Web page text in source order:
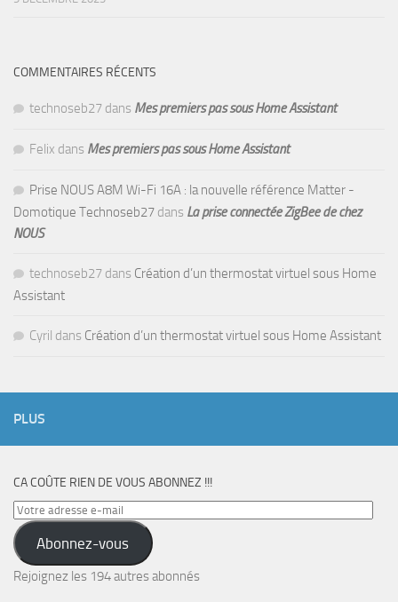
COMMENTAIRES RÉCENTS
technoseb27 dans Mes premiers pas sous Home Assistant
Felix dans Mes premiers pas sous Home Assistant
Prise NOUS A8M Wi-Fi 16A : la nouvelle référence Matter -
Domotique Technoseb27 dans La prise connectée ZigBee de chez
NOUS
technoseb27 dans Création d’un thermostat virtuel sous Home
Assistant
Cyril dans Création d’un thermostat virtuel sous Home Assistant
PLUS
CA COÛTE RIEN DE VOUS ABONNEZ !!!
Votre
adresse
e-
mail
Abonnez-vous
Rejoignez les 194 autres abonnés